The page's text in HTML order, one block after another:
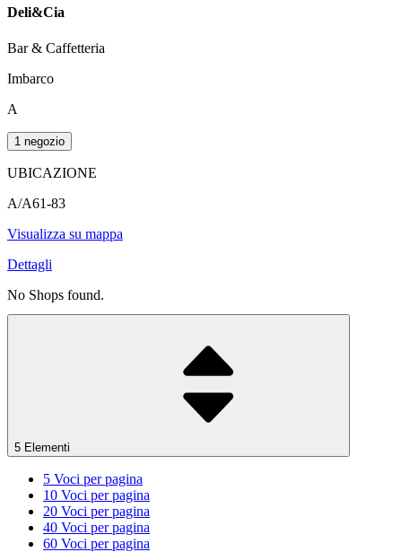
Deli&Cia
Bar & Caffetteria
Imbarco
A
1 negozio
UBICAZIONE
A/A61-83
Visualizza su mappa
Dettagli
No Shops found.
5 Elementi
5 Voci per pagina
10 Voci per pagina
20 Voci per pagina
40 Voci per pagina
60 Voci per pagina